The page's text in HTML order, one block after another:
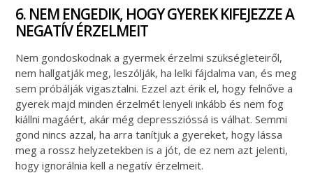
6. NEM ENGEDIK, HOGY GYEREK KIFEJEZZE A
NEGATÍV ÉRZELMEIT
Nem gondoskodnak a gyermek érzelmi szükségleteiről,
nem hallgatják meg, leszólják, ha lelki fájdalma van, és meg
sem próbálják vigasztalni. Ezzel azt érik el, hogy felnőve a
gyerek majd minden érzelmét lenyeli inkább és nem fog
kiállni magáért, akár még depresszióssá is válhat. Semmi
gond nincs azzal, ha arra tanítjuk a gyereket, hogy lássa
meg a rossz helyzetekben is a jót, de ez nem azt jelenti,
hogy ignorálnia kell a negatív érzelmeit.